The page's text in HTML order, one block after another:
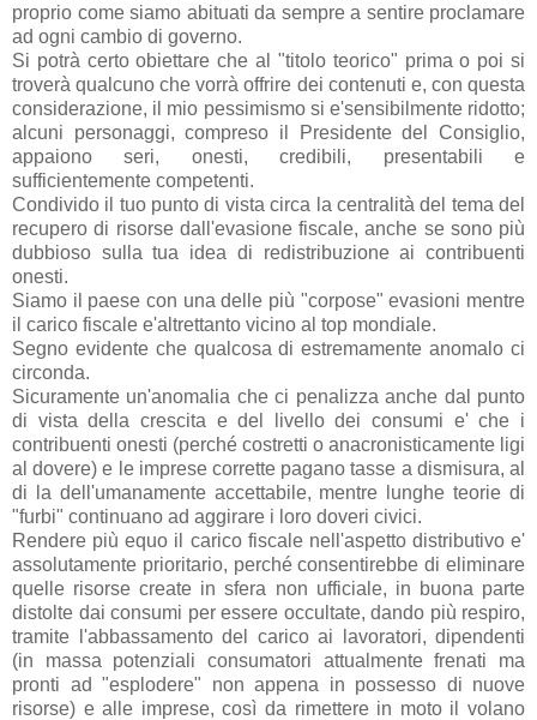
proprio come siamo abituati da sempre a sentire proclamare
ad ogni cambio di governo.
Si potrà certo obiettare che al "titolo teorico" prima o poi si
troverà qualcuno che vorrà offrire dei contenuti e, con questa
considerazione, il mio pessimismo si e'sensibilmente ridotto;
alcuni personaggi, compreso il Presidente del Consiglio,
appaiono seri, onesti, credibili, presentabili e
sufficientemente competenti.
Condivido il tuo punto di vista circa la centralità del tema del
recupero di risorse dall'evasione fiscale, anche se sono più
dubbioso sulla tua idea di redistribuzione ai contribuenti
onesti.
Siamo il paese con una delle più "corpose" evasioni mentre
il carico fiscale e'altrettanto vicino al top mondiale.
Segno evidente che qualcosa di estremamente anomalo ci
circonda.
Sicuramente un'anomalia che ci penalizza anche dal punto
di vista della crescita e del livello dei consumi e' che i
contribuenti onesti (perché costretti o anacronisticamente ligi
al dovere) e le imprese corrette pagano tasse a dismisura, al
di la dell'umanamente accettabile, mentre lunghe teorie di
"furbi" continuano ad aggirare i loro doveri civici.
Rendere più equo il carico fiscale nell'aspetto distributivo e'
assolutamente prioritario, perché consentirebbe di eliminare
quelle risorse create in sfera non ufficiale, in buona parte
distolte dai consumi per essere occultate, dando più respiro,
tramite l'abbassamento del carico ai lavoratori, dipendenti
(in massa potenziali consumatori attualmente frenati ma
pronti ad "esplodere" non appena in possesso di nuove
risorse) e alle imprese, così da rimettere in moto il volano